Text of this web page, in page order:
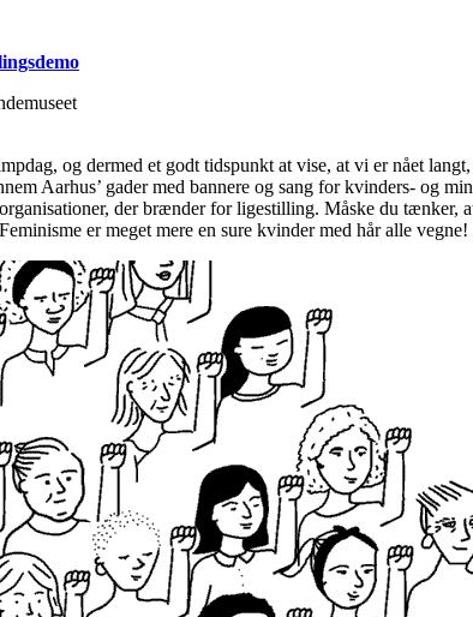
og dermed et godt tidspunkt at vise, at vi er nået
Aarhus’ gader med bannere og sang for kvinders- og
der brænder for ligestilling. Måske du tænker,
er meget mere en sure kvinder med hår alle vegne!